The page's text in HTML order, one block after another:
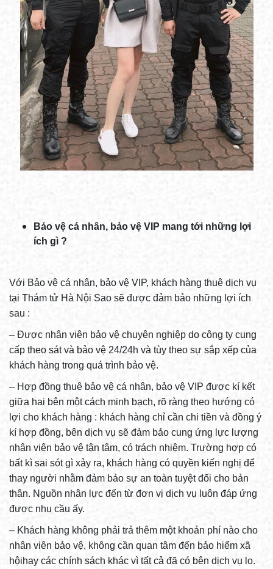
Bảo vệ cá nhân, bảo vệ VIP mang tới những lợi
ích gì ?
Với Bảo vệ cá nhân, bảo vệ VIP, khách hàng thuê dịch vụ
tại Thám tử Hà Nội Sao sẽ được đảm bảo những lợi ích
sau :
– Được nhân viên bảo vệ chuyên nghiệp do công ty cung
cấp theo sát và bảo vệ 24/24h và tùy theo sự sắp xếp của
khách hàng trong quá trình bảo vệ.
– Hợp đồng thuê bảo vệ cá nhân, bảo vệ VIP được kí kết
giữa hai bên một cách minh bạch, rõ ràng theo hướng có
lợi cho khách hàng : khách hàng chỉ cần chi tiền và đồng ý
kí hợp đồng, bên dịch vụ sẽ đảm bảo cung ứng lực lượng
nhân viên bảo vệ tận tâm, có trách nhiệm. Trường hợp có
bất kì sai sót gì xảy ra, khách hàng có quyền kiến nghị để
thay người nhằm đảm bảo sự an toàn tuyệt đối cho bản
thân. Nguồn nhân lực đến từ đơn vị dịch vụ luôn đáp ứng
được nhu cầu ấy.
– Khách hàng không phải trả thêm một khoản phí nào cho
nhân viên bảo vệ, không cần quan tâm đến bảo hiểm xã
hộihay các chính sách khác vì tất cả đã có bên dịch vụ lo.